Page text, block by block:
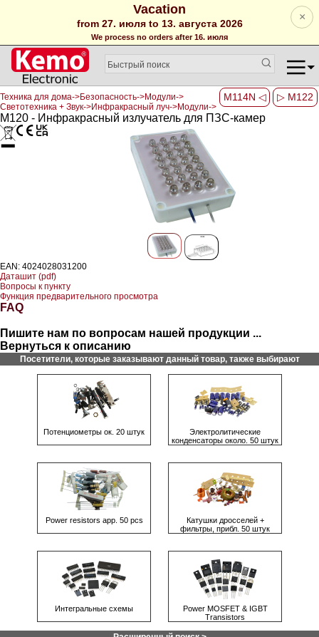
Vacation
from 27. июля to 13. августа 2026
We process no orders after 16. июля
×
M114N ◁ ▷ M122
Техника для дома->Безопасность->Модули->
Светотехника + Звук->Инфракрасный луч->Модули->
M120 - Инфракрасный излучатель для ПЗС-камер
EAN: 4024028031200
Даташит (pdf)
Вопросы к пункту
Функция предварительного просмотра
FAQ
Пишите нам по вопросам нашей продукции ...
Вернуться к описанию
Посетители, которые заказывают данный товар, также выбирают
Потенциометры ок. 20 штук
Электролитические
конденсаторы около. 50 штук
Power resistors app. 50 pcs
Катушки дросселей +
фильтры, прибл. 50 штук
Интегральные схемы
Power MOSFET & IGBT
Transistors